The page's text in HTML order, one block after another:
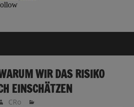
WIR DAS RISIKO
EINSCHÄTZEN
CRo